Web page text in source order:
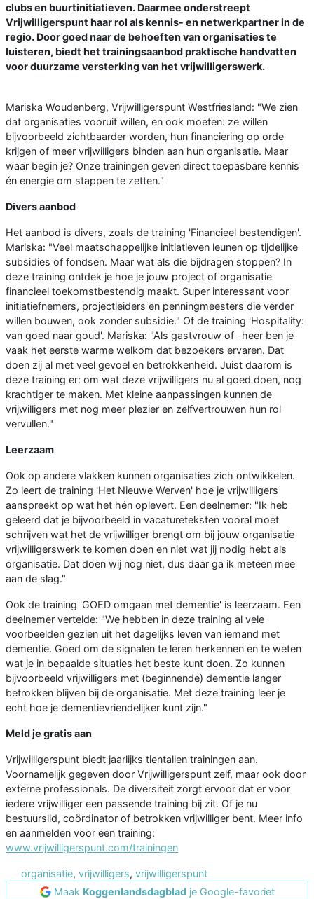
clubs en buurtinitiatieven. Daarmee onderstreept
Vrijwilligerspunt haar rol als kennis- en netwerkpartner in de
regio. Door goed naar de behoeften van organisaties te
luisteren, biedt het trainingsaanbod praktische handvatten
voor duurzame versterking van het vrijwilligerswerk.
Mariska Woudenberg, Vrijwilligerspunt Westfriesland: "We zien
dat organisaties vooruit willen, en ook moeten: ze willen
bijvoorbeeld zichtbaarder worden, hun financiering op orde
krijgen of meer vrijwilligers binden aan hun organisatie. Maar
waar begin je? Onze trainingen geven direct toepasbare kennis
én energie om stappen te zetten."
Divers aanbod
Het aanbod is divers, zoals de training 'Financieel bestendigen'.
Mariska: "Veel maatschappelijke initiatieven leunen op tijdelijke
subsidies of fondsen. Maar wat als die bijdragen stoppen? In
deze training ontdek je hoe je jouw project of organisatie
financieel toekomstbestendig maakt. Super interessant voor
initiatiefnemers, projectleiders en penningmeesters die verder
willen bouwen, ook zonder subsidie." Of de training 'Hospitality:
van goed naar goud'. Mariska: "Als gastvrouw of -heer ben je
vaak het eerste warme welkom dat bezoekers ervaren. Dat
doen zij al met veel gevoel en betrokkenheid. Juist daarom is
deze training er: om wat deze vrijwilligers nu al goed doen, nog
krachtiger te maken. Met kleine aanpassingen kunnen de
vrijwilligers met nog meer plezier en zelfvertrouwen hun rol
vervullen."
Leerzaam
Ook op andere vlakken kunnen organisaties zich ontwikkelen.
Zo leert de training 'Het Nieuwe Werven' hoe je vrijwilligers
aanspreekt op wat het hén oplevert. Een deelnemer: "Ik heb
geleerd dat je bijvoorbeeld in vacatureteksten vooral moet
schrijven wat het de vrijwilliger brengt om bij jouw organisatie
vrijwilligerswerk te komen doen en niet wat jij nodig hebt als
organisatie. Dat doen wij nog niet, dus daar ga ik meteen mee
aan de slag."
Ook de training 'GOED omgaan met dementie' is leerzaam. Een
deelnemer vertelde: "We hebben in deze training al vele
voorbeelden gezien uit het dagelijks leven van iemand met
dementie. Goed om de signalen te leren herkennen en te weten
wat je in bepaalde situaties het beste kunt doen. Zo kunnen
bijvoorbeeld vrijwilligers met (beginnende) dementie langer
betrokken blijven bij de organisatie. Met deze training leer je
echt hoe je dementievriendelijker kunt zijn."
Meld je gratis aan
Vrijwilligerspunt biedt jaarlijks tientallen trainingen aan.
Voornamelijk gegeven door Vrijwilligerspunt zelf, maar ook door
externe professionals. De diversiteit zorgt ervoor dat er voor
iedere vrijwilliger een passende training bij zit. Of je nu
bestuurslid, coördinator of betrokken vrijwilliger bent. Meer info
en aanmelden voor een training:
www.vrijwilligerspunt.com/trainingen
organisatie, vrijwilligers, vrijwilligerspunt
Maak Koggenlandsdagbladje Google-favoriet